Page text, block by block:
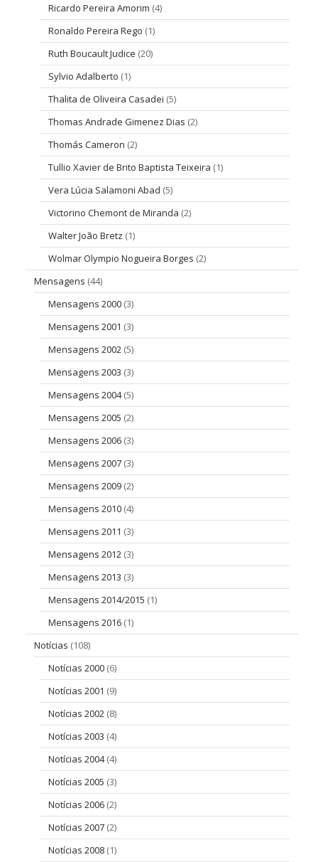
Ricardo Pereira Amorim (4)
Ronaldo Pereira Rego (1)
Ruth Boucault Judice (20)
Sylvio Adalberto (1)
Thalita de Oliveira Casadei (5)
Thomas Andrade Gimenez Dias (2)
Thomás Cameron (2)
Tullio Xavier de Brito Baptista Teixeira (1)
Vera Lúcia Salamoni Abad (5)
Victorino Chemont de Miranda (2)
Walter João Bretz (1)
Wolmar Olympio Nogueira Borges (2)
Mensagens (44)
Mensagens 2000 (3)
Mensagens 2001 (3)
Mensagens 2002 (5)
Mensagens 2003 (3)
Mensagens 2004(5)
Mensagens 2005 (2)
Mensagens 2006 (3)
Mensagens 2007 (3)
Mensagens 2009 (2)
Mensagens 2010 (4)
Mensagens 2011 (3)
Mensagens 2012 (3)
Mensagens 2013 (3)
Mensagens 2014/2015 (1)
Mensagens 2016 (1)
Notícias (108)
Notícias 2000 (6)
Notícias 2001 (9)
Notícias 2002 (8)
Notícias 2003 (4)
Notícias 2004(4)
Notícias 2005 (3)
Notícias 2006 (2)
Notícias 2007 (2)
Notícias 2008 (1)